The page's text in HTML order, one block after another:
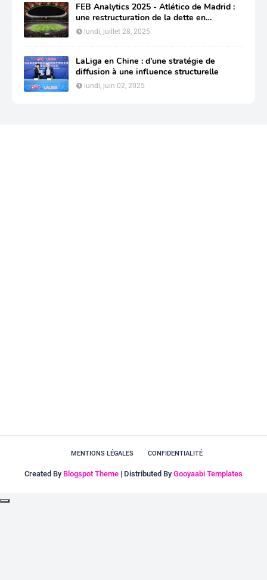
FEB Analytics 2025 - Atlético de Madrid :
une restructuration de la dette en
profondeur pour préserver sa compétitivité
lundi, juillet 28, 2025
LaLiga en Chine : d'une stratégie de
diffusion à une influence structurelle
lundi, juin 02, 2025
MENTIONS LÉGALES CONFIDENTIALITÉ
Created By Blogspot Theme | Distributed By Gooyaabi Templates